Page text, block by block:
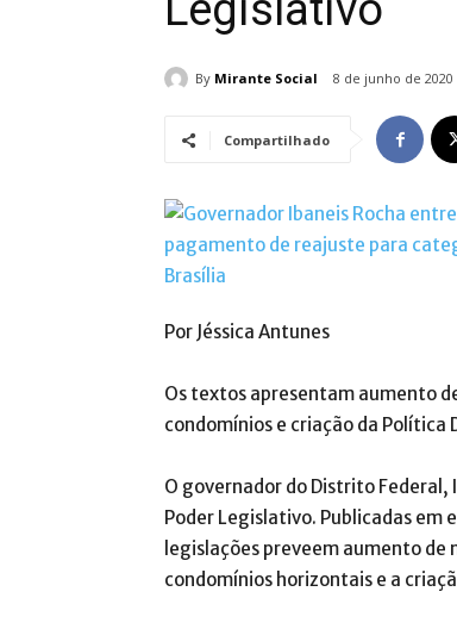
By Mirante Social 8 de junho de 2020
Compartilhado
Por Jéssica Antunes
Os textos apresentam aumento
condomínios e criação da
O governador do Distrito Federal,
Poder Legislativo. Publicadas em
legislações preveem aumento
condomínios horizontais e a